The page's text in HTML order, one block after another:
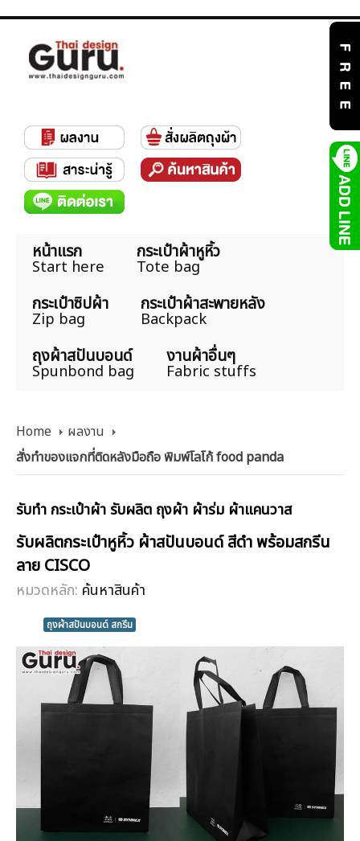
หน้าแรก
Start here
กระเป๋าผ้าหูหิ้ว
Tote bag
กระเป๋าซิปผ้า
Zip bag
กระเป๋าผ้าสะพายหลัง
Backpack
ถุงผ้าสปันบอนด์
Spunbond bag
งานผ้าอื่นๆ
Fabric stuffs
Home
ผลงาน
สั่งทำของแจกที่ติดหลังมือถือ พิมพ์โลโก้ food panda
รับทำ กระเป๋าผ้า รับผลิต ถุงผ้า ผ้าร่ม ผ้าแคนวาส
รับผลิตกระเป๋าหูหิ้ว ผ้าสปันบอนด์ สีดำ พร้อมสกรีน
ลาย CISCO
หมวดหลัก: ค้นหาสินค้า
ถุงผ้าสปันบอนด์ สกรีน